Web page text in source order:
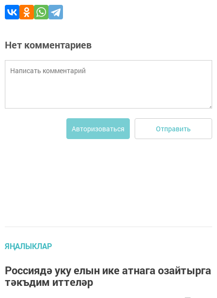
Нет комментариев
Авторизоваться Отправить
ЯҢАЛЫКЛАР
Россиядә уку елын ике атнага озайтырга
тәкъдим иттеләр